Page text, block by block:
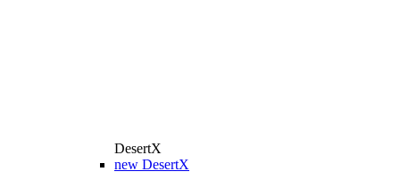
DesertX
new DesertX